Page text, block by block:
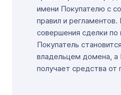
имени Покупателю с
правил и регламентов.
совершения сделки по
Покупатель
владельцем домена, а
получает средства от